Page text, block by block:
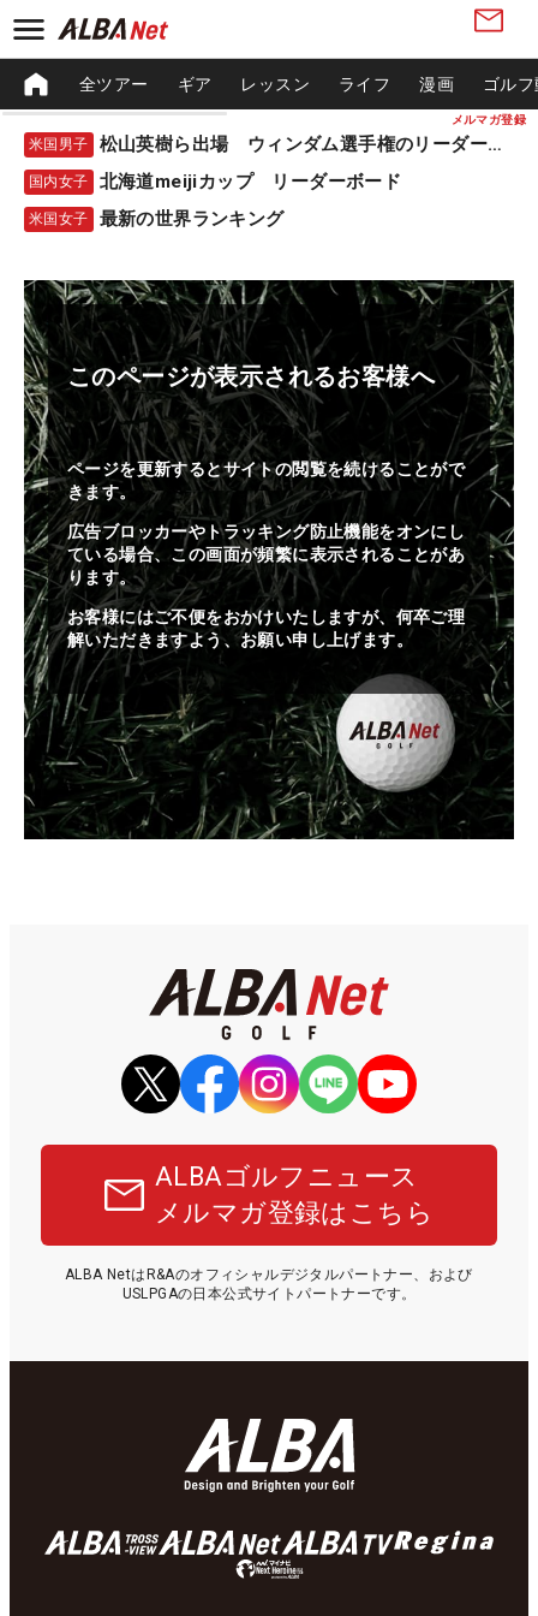
メルマガ登録
全ツアー ギア レッスン ライフ 漫画 ゴル
米国男子 松山英樹ら出場 ウィンダム選手権のリーダーボード
国内女子 北海道meijiカップ リーダーボード
米国女子 最新の世界ランキング
このページが表示されるお客様へ
ページを更新するとサイトの閲覧を続けることがで
きます。
広告ブロッカーやトラッキング防止機能をオンにし
ている場合、この画面が頻繁に表示されることがあ
ります。
お客様にはご不便をおかけいたしますが、何卒ご理
解いただきますよう、お願い申し上げます。
ALBAゴルフニュース
メルマガ登録はこちら
ALBA NetはR&Aのオフィシャルデジタルパートナー、および
USLPGAの日本公式サイトパートナーです。